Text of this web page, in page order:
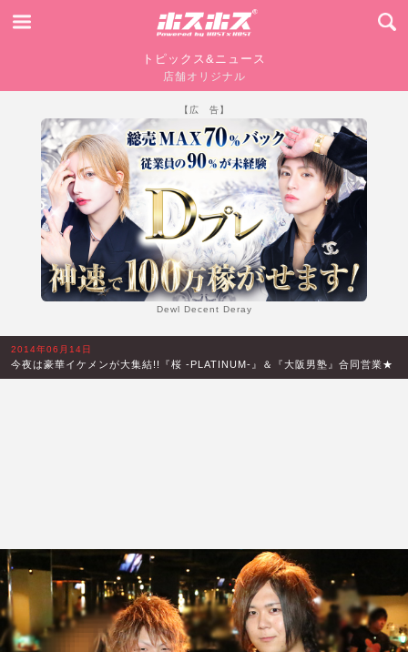
トピックス&ニュース
店舗オリジナル
【広 告】
Dewl Decent Deray
2014年06月14日
今夜は豪華イケメンが大集結!!『桜 -PLATINUM-』＆『大阪男塾』合同営業★